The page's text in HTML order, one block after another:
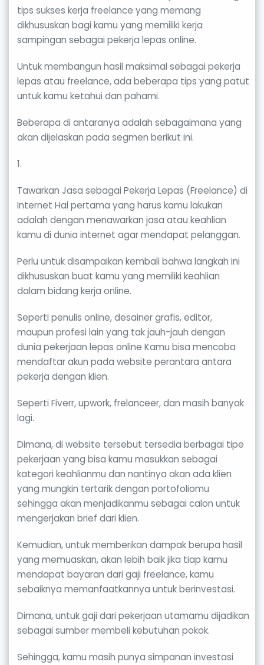
tips sukses kerja freelance yang memang
dikhususkan bagi kamu yang memiliki kerja
sampingan sebagai pekerja lepas online.
Untuk membangun hasil maksimal sebagai pekerja
lepas atau freelance, ada beberapa tips yang patut
untuk kamu ketahui dan pahami.
Beberapa di antaranya adalah sebagaimana yang
akan dijelaskan pada segmen berikut ini.
1.
Tawarkan Jasa sebagai Pekerja Lepas (Freelance) di
Internet Hal pertama yang harus kamu lakukan
adalah dengan menawarkan jasa atau keahlian
kamu di dunia internet agar mendapat pelanggan.
Perlu untuk disampaikan kembali bahwa langkah ini
dikhususkan buat kamu yang memiliki keahlian
dalam bidang kerja online.
Seperti penulis online, desainer grafis, editor,
maupun profesi lain yang tak jauh-jauh dengan
dunia pekerjaan lepas online Kamu bisa mencoba
mendaftar akun pada website perantara antara
pekerja dengan klien.
Seperti Fiverr, upwork, frelanceer, dan masih banyak
lagi.
Dimana, di website tersebut tersedia berbagai tipe
pekerjaan yang bisa kamu masukkan sebagai
kategori keahlianmu dan nantinya akan ada klien
yang mungkin tertarik dengan portofoliomu
sehingga akan menjadikanmu sebagai calon untuk
mengerjakan brief dari klien.
Kemudian, untuk memberikan dampak berupa hasil
yang memuaskan, akan lebih baik jika tiap kamu
mendapat bayaran dari gaji freelance, kamu
sebaiknya memanfaatkannya untuk berinvestasi.
Dimana, untuk gaji dari pekerjaan utamamu dijadikan
sebagai sumber membeli kebutuhan pokok.
Sehingga, kamu masih punya simpanan investasi